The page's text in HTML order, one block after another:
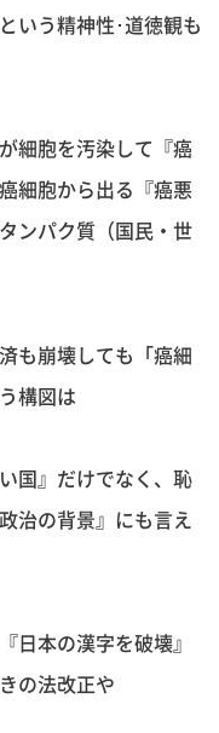
いう精神性･道徳観も
細胞を汚染して『癌
細胞から出る『癌悪
ンパク質（国民・世
も崩壊しても「癌細
構図は
国』だけでなく、恥
治の背景』にも言え
日本の漢字を破壊』
の法改正や